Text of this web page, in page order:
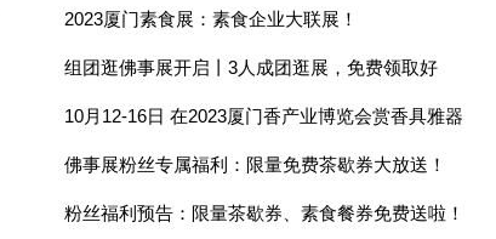
2023厦门素食展：素食企业大联展！
组团逛佛事展开启丨3人成团逛展，免费领取好
礼！
10月12-16日 在2023厦门香产业博览会赏香具雅器
佛事展粉丝专属福利：限量免费茶歇券大放送！
粉丝福利预告：限量茶歇券、素食餐券免费送啦！